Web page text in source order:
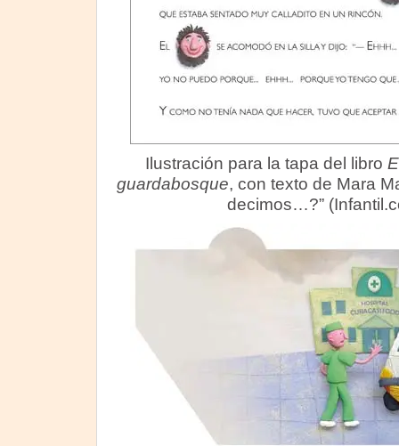
Ilustración para la tapa del libro
guardabosque, con texto de Mara
decimos…?”